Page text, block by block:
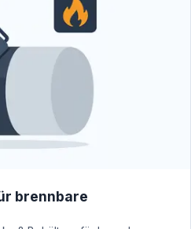
brennbare